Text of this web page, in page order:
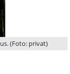
(Foto: privat)